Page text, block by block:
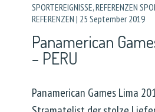
SPORTEREIGNISSE,REFERENZEN
REFERENZEN | 25 September 2019
Panamerican
– PERU
Panamerican Games Lima